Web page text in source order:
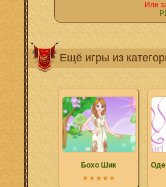
Или
Ещё игры из
Бохо Шик